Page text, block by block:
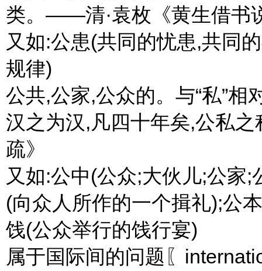
类。——清·袁枚《黄生借书
又如:公患(共同的忧患,共同
规律)
公共,公家,公众的。与“私”相
汉之为汉,凡四十年矣,公私
疏》
又如:公中(公众;大伙儿;公家
(向众人所作的一个揖礼);公
饯(公众举行的饯行宴)
属于国际间的问题〖